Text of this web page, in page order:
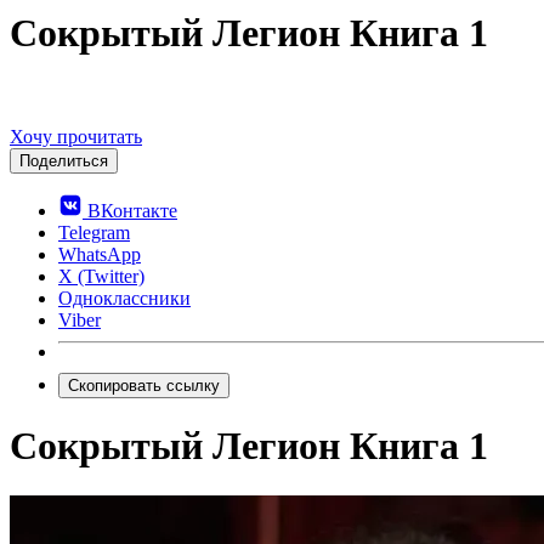
Сокрытый Легион Книга 1
Хочу прочитать
Поделиться
ВКонтакте
Telegram
WhatsApp
X (Twitter)
Одноклассники
Viber
Скопировать ссылку
Сокрытый Легион Книга 1